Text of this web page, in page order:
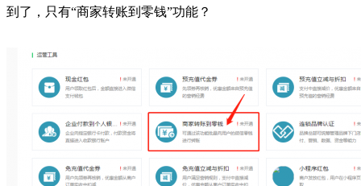
到了，只有“商家转账到零钱”功能？